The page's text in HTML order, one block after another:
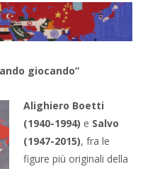
giocando”
Alighiero Boetti
(1940-1994) e Salvo
(1947-2015), fra le
figure più originali della